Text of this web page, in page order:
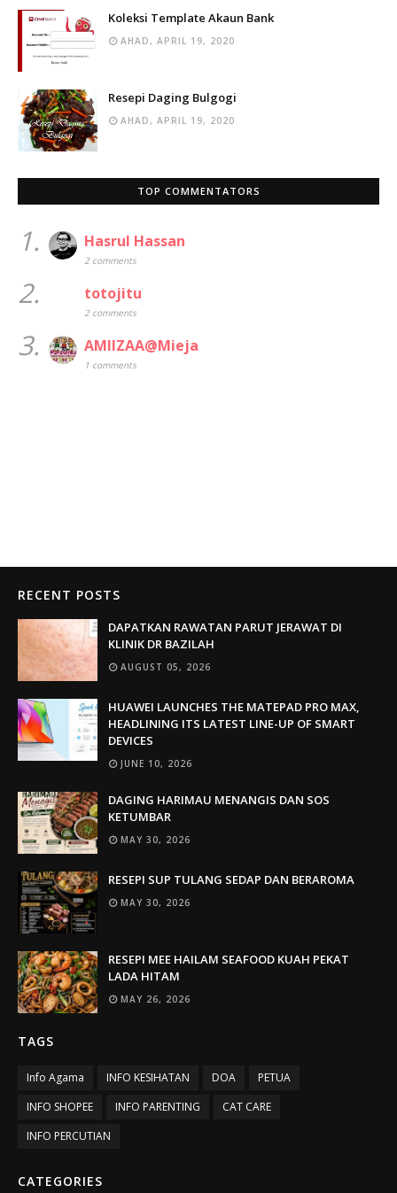
Koleksi Template Akaun Bank
AHAD, APRIL 19, 2020
Resepi Daging Bulgogi
AHAD, APRIL 19, 2020
TOP COMMENTATORS
1. Hasrul Hassan
2 comments
2. totojitu
2 comments
3. AMIIZAA@Mieja
1 comments
RECENT POSTS
DAPATKAN RAWATAN PARUT JERAWAT DI
KLINIK DR BAZILAH
AUGUST 05, 2026
HUAWEI LAUNCHES THE MATEPAD PRO MAX,
HEADLINING ITS LATEST LINE-UP OF SMART
DEVICES
JUNE 10, 2026
DAGING HARIMAU MENANGIS DAN SOS
KETUMBAR
MAY 30, 2026
RESEPI SUP TULANG SEDAP DAN BERAROMA
MAY 30, 2026
RESEPI MEE HAILAM SEAFOOD KUAH PEKAT
LADA HITAM
MAY 26, 2026
TAGS
Info Agama INFO KESIHATAN DOA
PETUA
INFO SHOPEE
INFO PARENTING
CAT CARE
INFO PERCUTIAN
CATEGORIES